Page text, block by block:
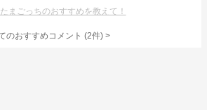
まごっちのおすすめを教えて！
のおすすめコメント (2件) >